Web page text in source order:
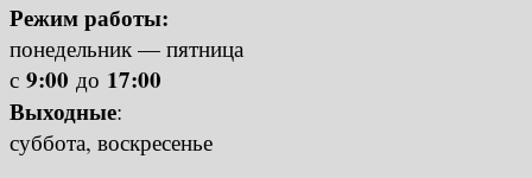
Режим работы:
понедельник — пятница
с 9:00 до 17:00
Выходные:
суббота, воскресенье